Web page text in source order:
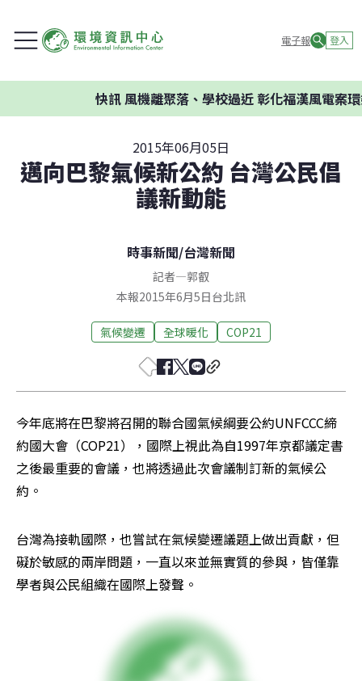
電子報 登入
快訊風機離聚落、學校過近 彰化福漢風電案環委
2015年06月05日
邁向巴黎氣候新公約 台灣公民倡
議新動能
時事新聞/台灣新聞
記者—郭叡
本報2015年6月5日台北訊
氣候變遷 全球暖化 COP21
今年底將在巴黎將召開的聯合國氣候綱要公約UNFCCC締
約國大會（COP21），國際上視此為自1997年京都議定書
之後最重要的會議，也將透過此次會議制訂新的氣候公
約。
台灣為接軌國際，也嘗試在氣候變遷議題上做出貢獻，但
礙於敏感的兩岸問題，一直以來並無實質的參與，皆僅靠
學者與公民組織在國際上發聲。